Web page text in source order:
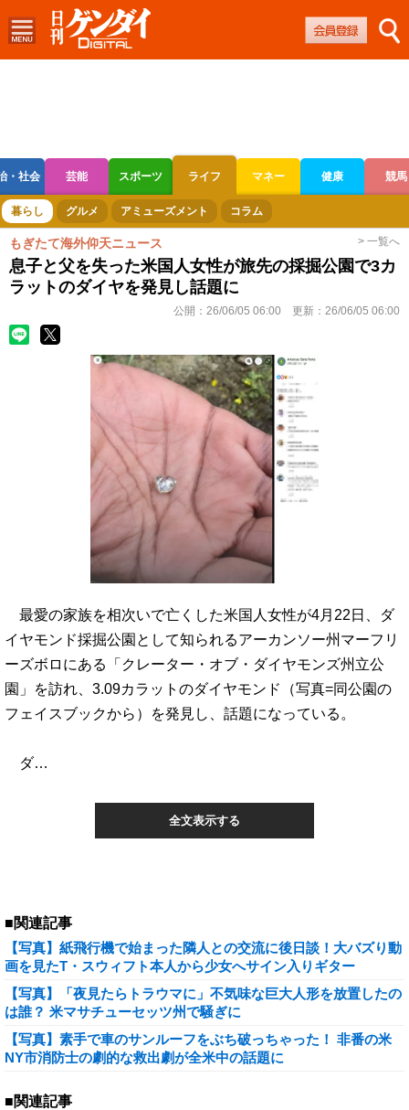
・社会 芸能 スポーツ ライフ マネー 健康 競馬
ボートレース 競輪 オートレース
暮らし グルメ アミューズメント コラム
もぎたて海外仰天ニュース > 一覧へ
息子と父を失った米国人女性が旅先の採掘公園で3カ
ラットのダイヤを発見し話題に
公開： 26/06/05 06:00 更新： 26/06/05 06:00
最愛の家族を相次いで亡くした米国人女性が4月22日、ダ
イヤモンド採掘公園として知られるアーカンソー州マーフリ
ーズボロにある「クレーター・オブ・ダイヤモンズ州立公
園」を訪れ、3.09カラットのダイヤモンド（写真=同公園の
フェイスブックから）を発見し、話題になっている。
ダ…
全文表示する
■関連記事
【写真】紙飛行機で始まった隣人との交流に後日談！大バズり動
画を見たT・スウィフト本人から少女へサイン入りギター
【写真】「夜見たらトラウマに」不気味な巨大人形を放置したの
は誰？ 米マサチューセッツ州で騒ぎに
【写真】素手で車のサンルーフをぶち破っちゃった！ 非番の米
NY市消防士の劇的な救出劇が全米中の話題に
■関連記事